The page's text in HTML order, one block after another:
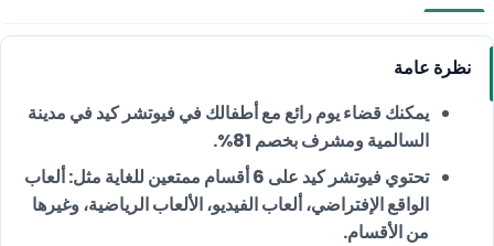
نظرة عامة
يمكنك قضاء يوم رائع مع أطفالك في فيوتشر كيد في مدينة
السالمية ومشرف بخصم 81%.
تحتوي فيوتشر كيد على 6 أقسام ممتعين للغاية مثل: ألعاب
الواقع الإفتراضي، ألعاب الفيديو، الألعاب الرياضية، وغيرها
من الأقسام.